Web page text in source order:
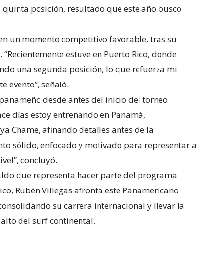
quinta posición, resultado que este año busco
un momento competitivo favorable, tras su
estuve en Puerto Rico, donde
una segunda posición, lo que refuerza mi
evento”, señaló.
desde antes del inicio del torneo
días estoy entrenando en Panamá,
Chame, afinando detalles antes de la
sólido, enfocado y motivado para representar a
concluyó.
que representa hacer parte del programa
Rubén Villegas afronta este Panamericano
su carrera internacional y llevar la
del surf continental.